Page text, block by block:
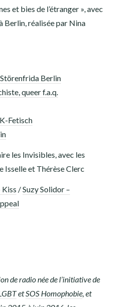
et bies de l’étranger », avec
Berlin, réalisée par Nina
Berlin
queer f.a.q.
Fetisch
les Invisibles, avec les
Isselle et Thérèse Clerc
Kiss /Suzy Solidor –
de radio née de l’initiative de
etSOS Homophobie, et